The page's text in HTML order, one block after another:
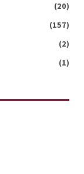
(20)
(157)
(2)
(1)